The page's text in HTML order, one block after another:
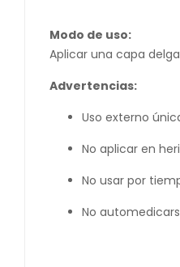
Modo de uso:
Aplicar una capa
Advertencias:
Uso externo
No aplicar en
No usar por
No